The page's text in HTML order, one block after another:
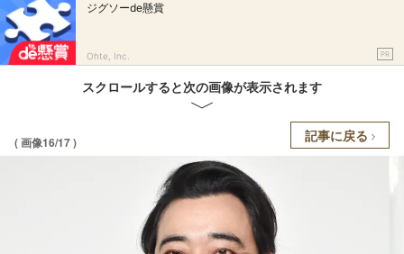
ジグソーde懸賞
Ohte, Inc. PR
スクロールすると次の画像が表示されます
( 画像16/17 ) 記事に戻る